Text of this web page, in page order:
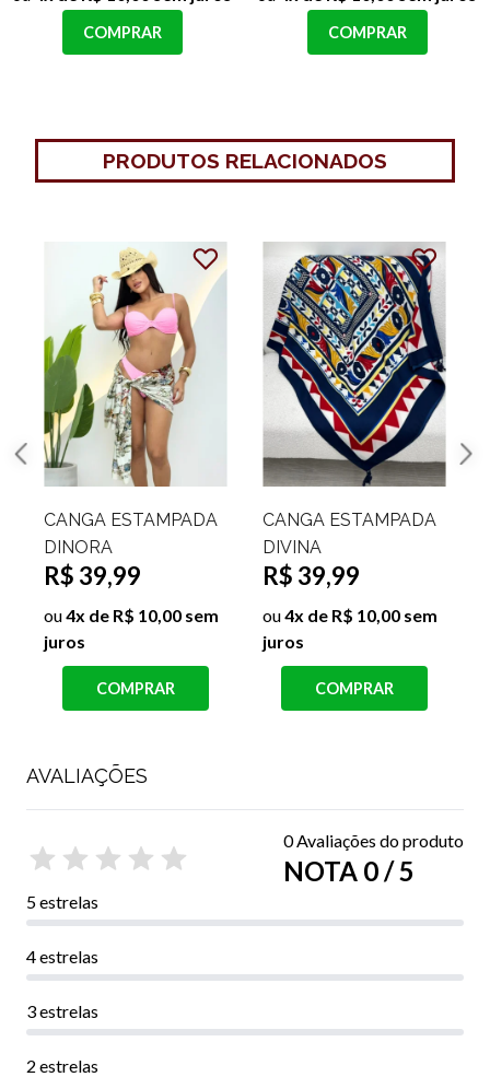
COMPRAR COMPRAR
PRODUTOS RELACIONADOS
CANGA ESTAMPADA
DINORA
R$ 39,99
ou4x de R$ 10,00 sem
juros
COMPRAR
CANGA ESTAMPADA
DIVINA
R$ 39,99
ou4x de R$ 10,00 sem
juros
COMPRAR
AVALIAÇÕES
0 Avaliações do produto
NOTA 0 / 5
5 estrelas
4 estrelas
3 estrelas
2 estrelas